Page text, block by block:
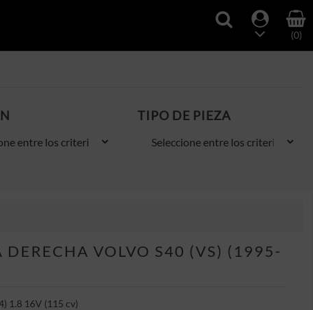
(0)
TIPO DE PIEZA
VOLVO S40 (VS) (1995-
1.8 16V (115 cv)